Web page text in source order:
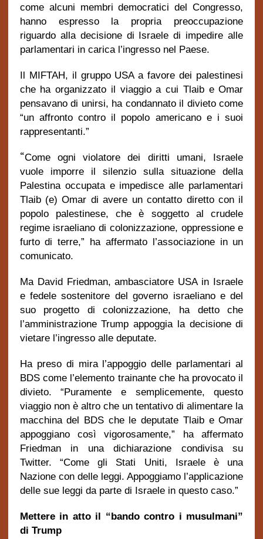
come alcuni membri democratici del Congresso,
hanno espresso la propria preoccupazione
riguardo alla decisione di Israele di impedire alle
parlamentari in carica l’ingresso nel Paese.
Il MIFTAH, il gruppo USA a favore dei palestinesi
che ha organizzato il viaggio a cui Tlaib e Omar
pensavano di unirsi, ha condannato il divieto come
“un affronto contro il popolo americano e i suoi
rappresentanti.”
“Come ogni violatore dei diritti umani, Israele
vuole imporre il silenzio sulla situazione della
Palestina occupata e impedisce alle parlamentari
Tlaib (e) Omar di avere un contatto diretto con il
popolo palestinese, che è soggetto al crudele
regime israeliano di colonizzazione, oppressione e
furto di terre,” ha affermato l’associazione in un
comunicato.
Ma David Friedman, ambasciatore USA in Israele
e fedele sostenitore del governo israeliano e del
suo progetto di colonizzazione, ha detto che
l’amministrazione Trump appoggia la decisione di
vietare l’ingresso alle deputate.
Ha preso di mira l’appoggio delle parlamentari al
BDS come l’elemento trainante che ha provocato il
divieto. “Puramente e semplicemente, questo
viaggio non è altro che un tentativo di alimentare la
macchina del BDS che le deputate Tlaib e Omar
appoggiano così vigorosamente,” ha affermato
Friedman in una dichiarazione condivisa su
Twitter. “Come gli Stati Uniti, Israele è una
Nazione con delle leggi. Appoggiamo l’applicazione
delle sue leggi da parte di Israele in questo caso.”
Mettere in atto il “bando contro i musulmani”
di Trump